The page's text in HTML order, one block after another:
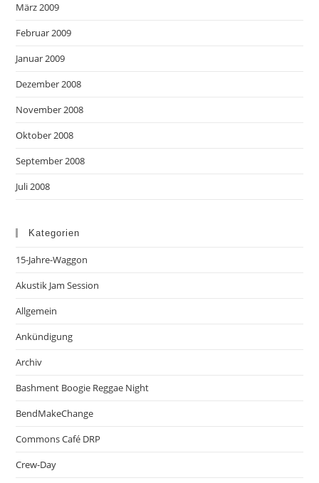
März 2009
Februar 2009
Januar 2009
Dezember 2008
November 2008
Oktober 2008
September 2008
Juli 2008
Kategorien
15-Jahre-Waggon
Akustik Jam Session
Allgemein
Ankündigung
Archiv
Bashment Boogie Reggae Night
BendMakeChange
Commons Café DRP
Crew-Day